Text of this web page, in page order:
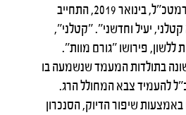
ההרג. בטקס מינויו לרמטכ"ל, בינואר 2019, התחייב
יעיל וחדשני". "קטלני",
פירושו "גורם מוות".
בתולדות המעמד שנשמעה בו
להעמיד צבא המחולל הרג.
באמצעות שיפור הדיוק, הסנכרון